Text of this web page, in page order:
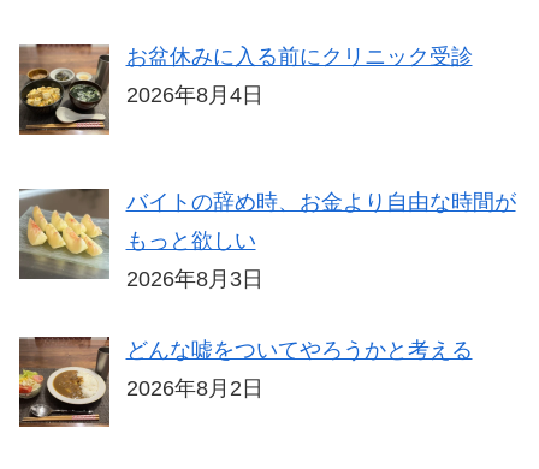
お盆休みに入る前にクリニック受診
2026年8月4日
バイトの辞め時、お金より自由な時間が
もっと欲しい
2026年8月3日
どんな嘘をついてやろうかと考える
2026年8月2日